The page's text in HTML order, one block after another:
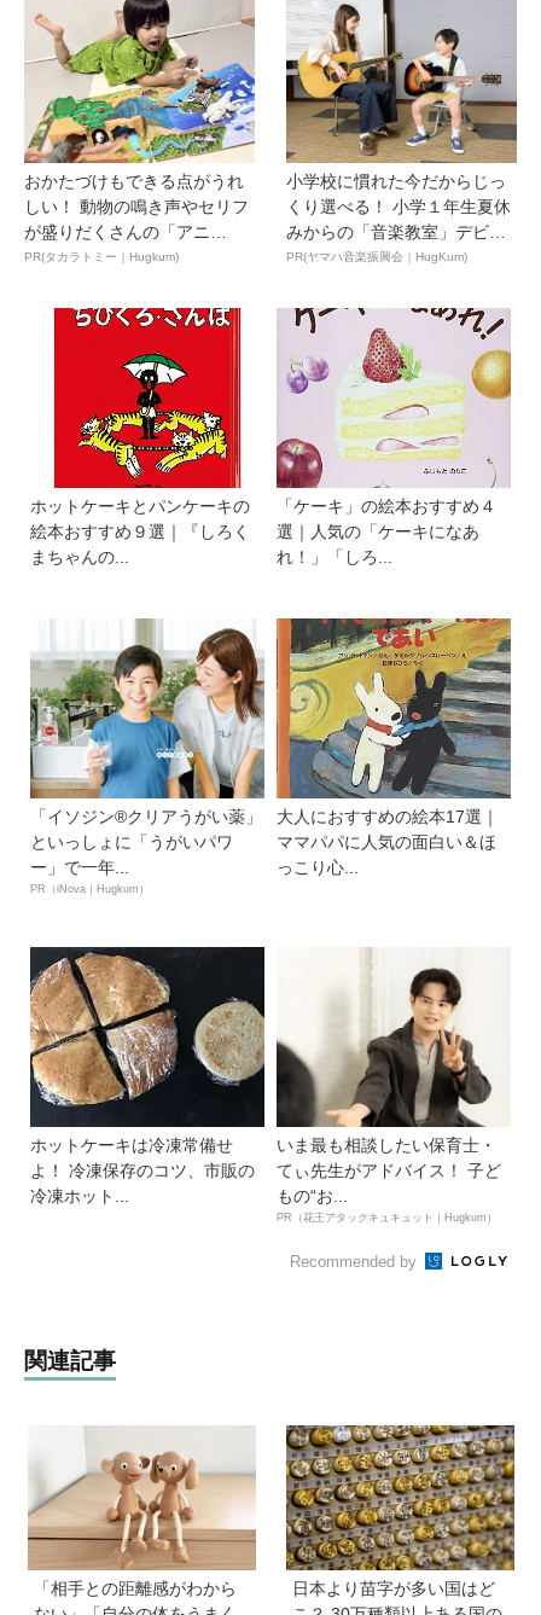
おかたづけもできる点がうれ
しい！ 動物の鳴き声やセリフ
が盛りだくさんの「アニ
ア ...
PR(タカラトミー｜Hugkum)
小学校に慣れた今だからじっ
くり選べる！ 小学１年生夏休
みからの「音楽教室」デビ
ュ...
PR(ヤマハ音楽振興会｜HugKum)
ホットケーキとパンケーキの
絵本おすすめ９選｜『しろく
まちゃんの...
「ケーキ」の絵本おすすめ４
選｜人気の「ケーキになあ
れ！」「しろ...
「イソジン®クリアうがい薬」
といっしょに「うがいパワ
ー」で一年...
PR（iNova｜Hugkum）
大人におすすめの絵本17選｜
ママパパに人気の面白い＆ほ
っこり心...
ホットケーキは冷凍常備せ
よ！ 冷凍保存のコツ、市販の
冷凍ホット...
いま最も相談したい保育士・
てぃ先生がアドバイス！ 子ど
もの“お...
PR（花王アタックキュキュット｜Hugkum）
Recommended by
関連記事
「相手との距離感がわから
日本より苗字が多い国はど